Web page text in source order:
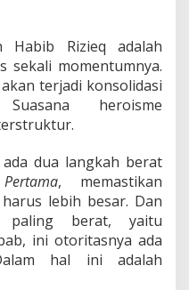
Habib Rizieq adalah
sekali momentumnya.
terjadi konsolidasi
heroisme
dua langkah berat
Pertama, memastikan
lebih besar. Dan
berat, yaitu
ini otoritasnya ada
hal ini adalah